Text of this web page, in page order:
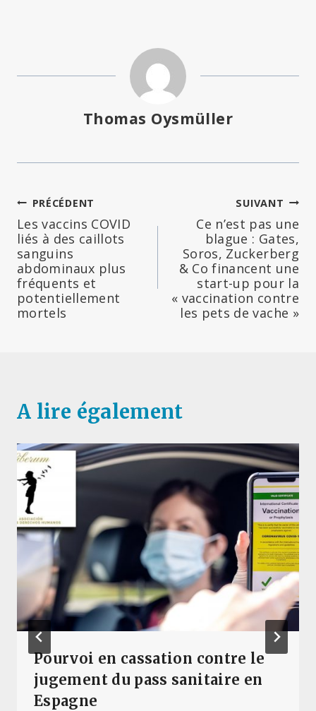
Thomas Oysmüller
Navigation
de
l’article
PRÉCÉDENT
Les vaccins COVID
liés à des caillots
sanguins
abdominaux plus
fréquents et
potentiellement
mortels
SUIVANT
Ce n’est pas une
blague : Gates,
Soros, Zuckerberg
& Co financent une
start-up pour la
« vaccination contre
les pets de vache »
A lire également
Pourvoi en cassation contre le
jugement du pass sanitaire en
Espagne